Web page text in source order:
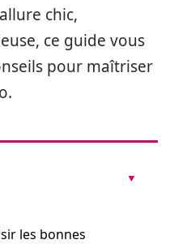
chic,
ce guide vous
pour maîtriser
les bonnes